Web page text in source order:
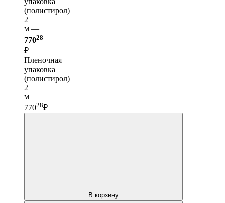
(полистирол)
2
м —
77028
₽
Пленочная
упаковка
(полистирол)
2
м
77028₽
В корзину